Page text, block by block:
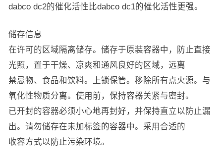
dabco dc2的催化活性比dabco dc1的催化活性更强。
储存信息
在许可的区域隔离储存。储存于原装容器中，防止直接
光照，置于干燥、凉爽和通风良好的区域，远离
禁忌物、食品和饮料。上锁保管。移除所有点火源。与
氧化性物质分离。使用前，保持容器关紧与密封。
已开封的容器必须小心地再封好，并保持直立以防止漏
出。请勿储存在未加标签的容器中。采用合适的
收容方式以防止污染环境。